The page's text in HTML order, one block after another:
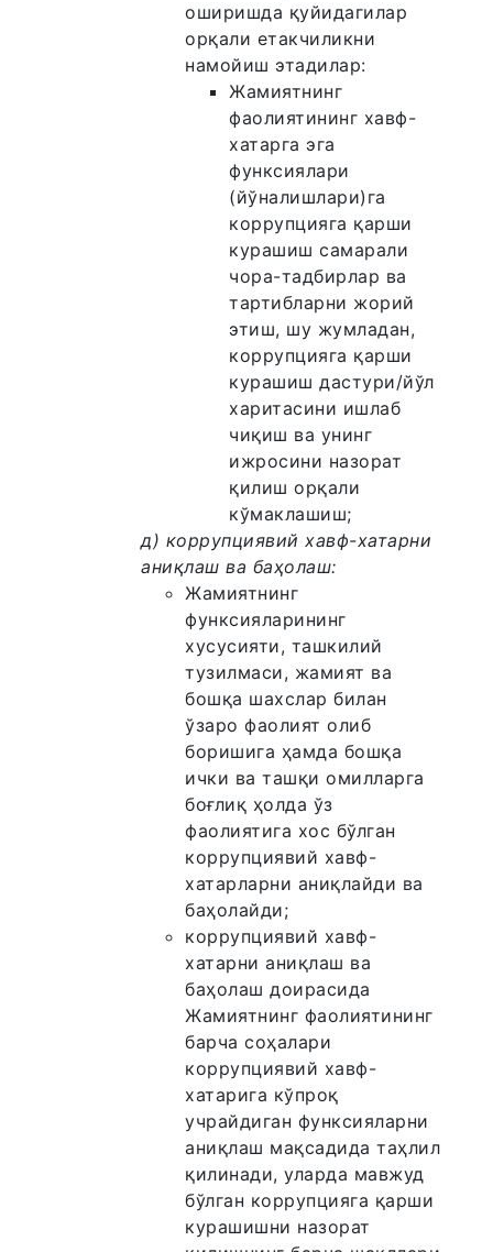
оширишда қуйидагилар
орқали етакчиликни
намойиш этадилар:
Жамиятнинг
фаолиятининг хавф-
хатарга эга
функсиялари
(йўналишлари)га
коррупцияга қарши
курашиш самарали
чора-тадбирлар ва
тартибларни жорий
этиш, шу жумладан,
коррупцияга қарши
курашиш дастури/йўл
харитасини ишлаб
чиқиш ва унинг
ижросини назорат
қилиш орқали
кўмаклашиш;
д) коррупциявий хавф-хатарни
аниқлаш ва баҳолаш:
Жамиятнинг
функсияларининг
хусусияти, ташкилий
тузилмаси, жамият ва
бошқа шахслар билан
ўзаро фаолият олиб
боришига ҳамда бошқа
ички ва ташқи омилларга
боғлиқ ҳолда ўз
фаолиятига хос бўлган
коррупциявий хавф-
хатарларни аниқлайди ва
баҳолайди;
коррупциявий хавф-
хатарни аниқлаш ва
баҳолаш доирасида
Жамиятнинг фаолиятининг
барча соҳалари
коррупциявий хавф-
хатарига кўпроқ
учрайдиган функсияларни
аниқлаш мақсадида таҳлил
қилинади, уларда мавжуд
бўлган коррупцияга қарши
курашишни назорат